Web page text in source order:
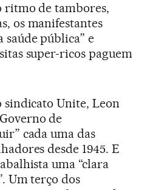
ritmo de tambores,
os manifestantes
saúde pública” e
super-ricos paguem
sindicato Unite, Leon
de
cada uma das
desde 1945. E
uma “clara
Um terço dos